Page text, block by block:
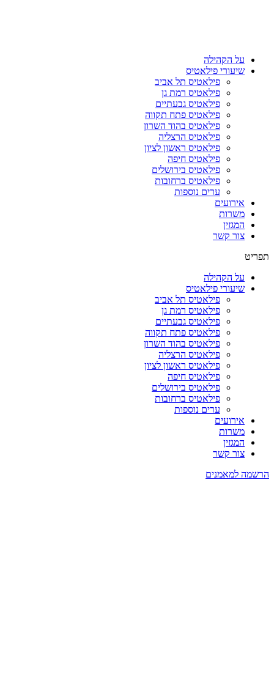
על הקהילה
שיעורי פילאטיס
פילאטיס תל אביב
פילאטיס רמת גן
פילאטיס גבעתיים
פילאטיס פתח תקווה
פילאטיס בהוד השרון
פילאטיס הרצליה
פילאטיס ראשון לציון
פילאטיס חיפה
פילאטיס בירושלים
פילאטיס ברחובות
ערים נוספות
אירועים
משרות
המגזין
צור קשר
תפריט
על הקהילה
שיעורי פילאטיס
פילאטיס תל אביב
פילאטיס רמת גן
פילאטיס גבעתיים
פילאטיס פתח תקווה
פילאטיס בהוד השרון
פילאטיס הרצליה
פילאטיס ראשון לציון
פילאטיס חיפה
פילאטיס בירושלים
פילאטיס ברחובות
ערים נוספות
אירועים
משרות
המגזין
צור קשר
הרשמה למאמנים